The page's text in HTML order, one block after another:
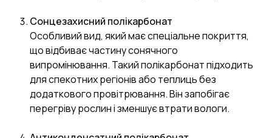
Сонцезахисний полікарбонат
Особливий вид, який має спеціальне покриття,
що відбиває частину сонячного
випромінювання. Такий полікарбонат підходить
для спекотних регіонів або теплиць без
додаткового провітрювання. Він запобігає
перегріву рослин і зменшує втрати вологи.